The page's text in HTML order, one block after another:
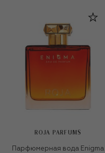
ROJA PARFUMS
Парфюмерная вода Enigma